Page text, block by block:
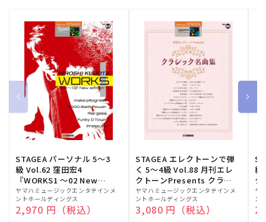
STAGEA パーソナル 5～3
級 Vol.62 窪田宏4
『WORKS1 ～02 New
edition～』
販
売
元:
ヤマハミュージックエンタテインメ
ントホールディングス
通常価格
2,970 円（税込）
STAGEA エレクトーンで弾
く 5～4級 Vol.88 月刊エレ
クトーンPresents クラシ
ック名曲集
販
売
元:
ヤマハミュージックエンタテインメ
ントホールディングス
通常価格
3,080 円（税込）
級
ク
販
売
元:
ヤ
ン